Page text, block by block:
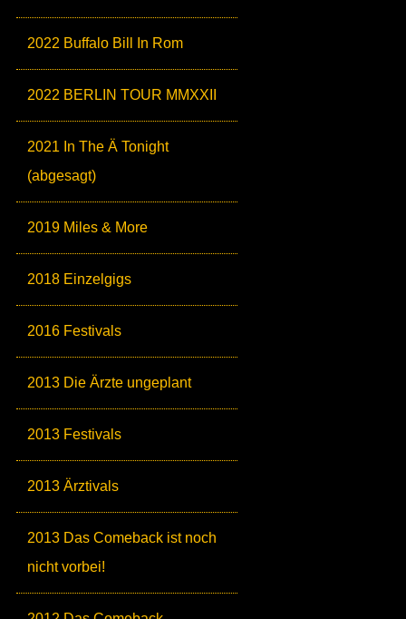
2022 Buffalo Bill In Rom
2022 BERLIN TOUR MMXXII
2021 In The Ä Tonight
(abgesagt)
2019 Miles & More
2018 Einzelgigs
2016 Festivals
2013 Die Ärzte ungeplant
2013 Festivals
2013 Ärztivals
2013 Das Comeback ist noch
nicht vorbei!